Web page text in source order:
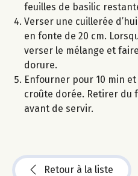
feuilles de basilic
Verser une cuillerée
en fonte de 20 cm.
verser le mélange et
dorure.
Enfourner pour 10 min
croûte dorée. Retirer
avant de servir.
Retour à la liste